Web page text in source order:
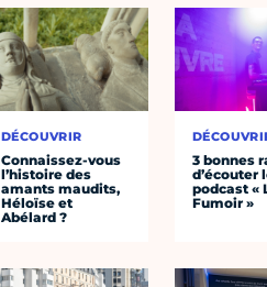
DÉCOUVRIR
Connaissez-vous
l’histoire des
amants maudits,
Héloïse et
Abélard ?
3 bonnes
d’écouter
podcast «
Fumoir »